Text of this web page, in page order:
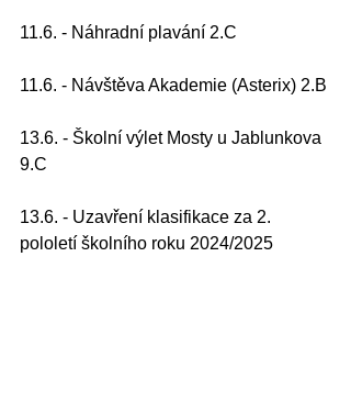
11.6. - Náhradní plavání 2.C
11.6. - Návštěva Akademie (Asterix) 2.B
13.6. - Školní výlet Mosty u Jablunkova
9.C
13.6. - Uzavření klasifikace za 2.
pololetí školního roku 2024/2025